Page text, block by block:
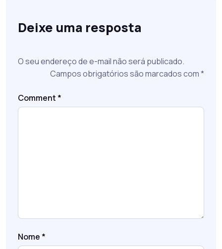
Deixe uma resposta
O seu endereço de e-mail não será publicado.
Campos obrigatórios são marcados com*
Comment *
Nome *